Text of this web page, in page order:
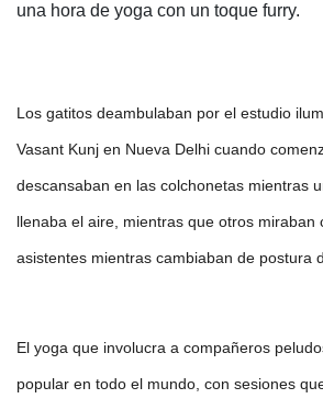
una hora de yoga con un toque furry.
Los gatitos deambulaban por el estudio
Vasant Kunj en Nueva Delhi cuando
descansaban en las colchonetas mientras
llenaba el aire, mientras que otros miraban
asistentes mientras cambiaban de postura
El yoga que involucra a compañeros
popular en todo el mundo, con sesiones